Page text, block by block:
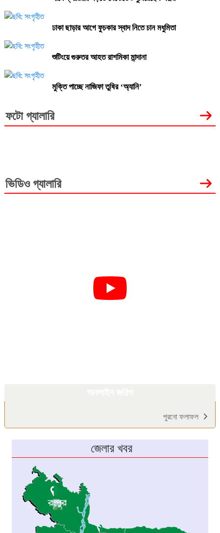
ঢাকা ছাড়ার আগে ফুচকার স্বাদ নিতে চান মধুমিতা
শুটিংয়ে গুরুতর আহত রাশমিকা মান্দানা
মুক্তি পাচ্ছে নাজিফা তুষির ‘অ্যানি’
ফটো গ্যালারি
ভিডিও গ্যালারি
পুরনো ফলাফল
জেলার খবর